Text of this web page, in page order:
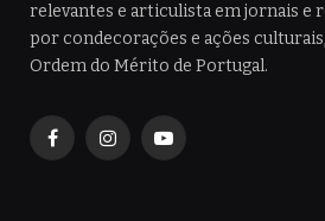
relevantes e articulista em jornais e
por condecorações e ações
Ordem do Mérito de Portugal.
FacebookInstagramYouTube